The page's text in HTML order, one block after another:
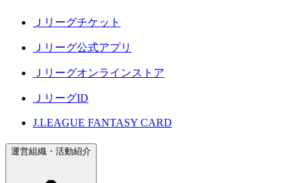
Ｊリーグチケット
Ｊリーグ公式アプリ
Ｊリーグオンラインストア
ＪリーグID
J.LEAGUE FANTASY CARD
運営組織・活動紹介